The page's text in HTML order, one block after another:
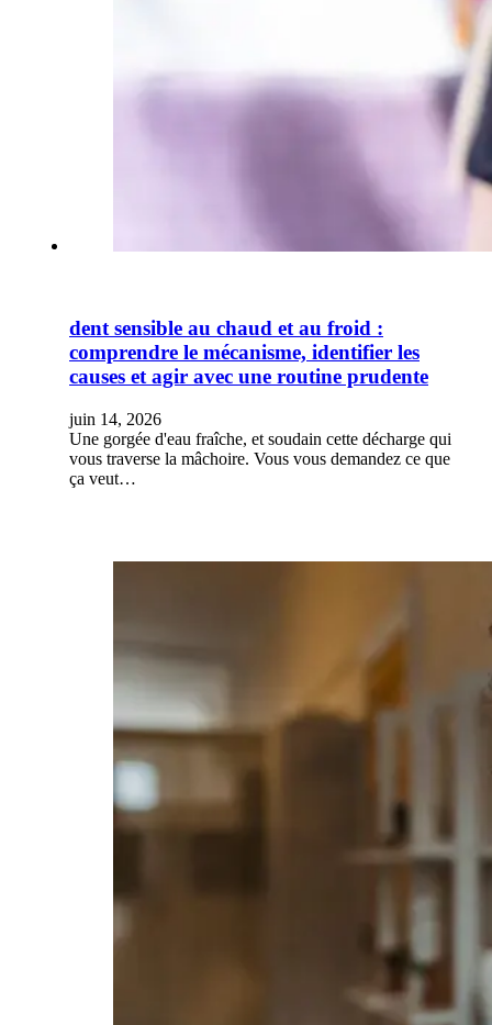
dent sensible au chaud et au froid :
comprendre le mécanisme, identifier les
causes et agir avec une routine prudente
juin 14, 2026
Une gorgée d'eau fraîche, et soudain cette décharge qui
vous traverse la mâchoire. Vous vous demandez ce que
ça veut…